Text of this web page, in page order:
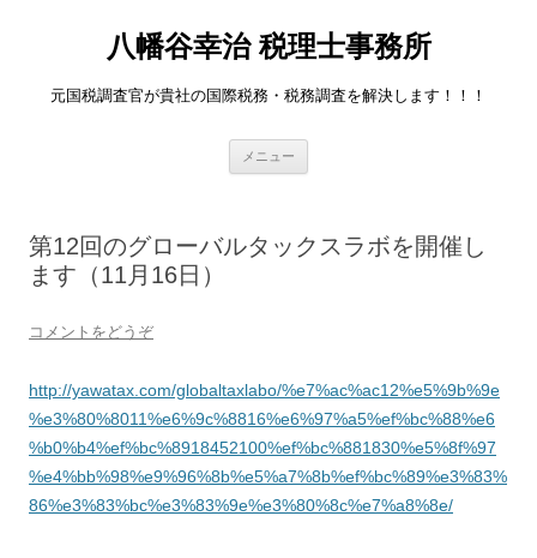
八幡谷幸治 税理士事務所
元国税調査官が貴社の国際税務・税務調査を解決します！！！
メニュー
第12回のグローバルタックスラボを開催し
ます（11月16日）
コメントをどうぞ
http://yawatax.com/globaltaxlabo/%e7%ac%ac12%e5%9b%9e
%e3%80%8011%e6%9c%8816%e6%97%a5%ef%bc%88%e6
%b0%b4%ef%bc%8918452100%ef%bc%881830%e5%8f%97
%e4%bb%98%e9%96%8b%e5%a7%8b%ef%bc%89%e3%83%
86%e3%83%bc%e3%83%9e%e3%80%8c%e7%a8%8e/